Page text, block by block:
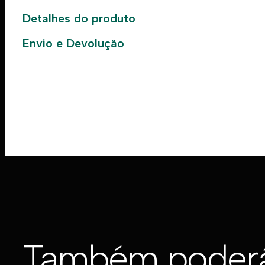
Detalhes do produto
Envio e Devolução